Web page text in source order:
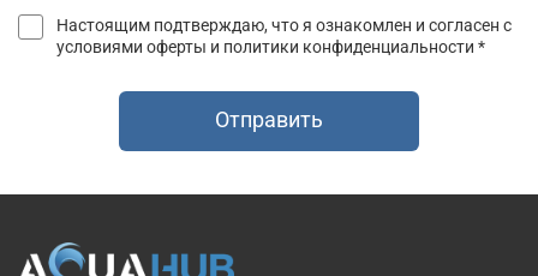
Настоящим подтверждаю, что я ознакомлен и согласен с
условиями оферты и политики конфиденциальности *
Отправить